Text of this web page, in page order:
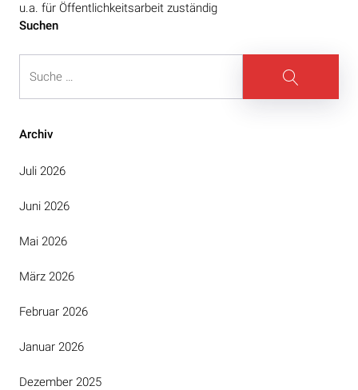
u.a. für Öffentlichkeitsarbeit zuständig
Beitragsnavigation
Suchen
Suche
Archiv
Juli 2026
Juni 2026
Mai 2026
März 2026
Februar 2026
Januar 2026
Dezember 2025